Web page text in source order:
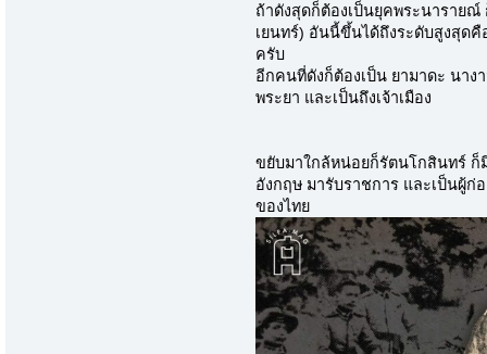
ถ้าดังสุดก็ต้องเป็นยุคพระนาราย
เยนทร์) อันนี้ขึ้นได้ถึงระดับสูงสุดคื
ครับ
อีกคนที่ดังก็ต้องเป็น ยามาดะ นา
พระยา และเป็นถึงเจ้าเมือง
ขยับมาใกล้หน่อยก็รัตนโกสินทร์ ก็มี
อังกฤษ มารับราชการ และเป็นผู้ก่
ของไทย